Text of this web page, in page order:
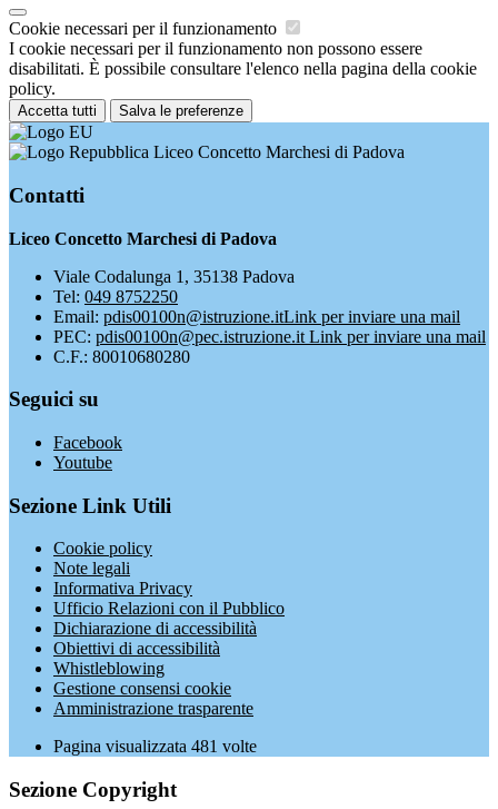
Cookie necessari per il funzionamento
I cookie necessari per il funzionamento non possono essere
disabilitati. È possibile consultare l'elenco nella pagina della cookie
policy.
Accetta tutti Salva le preferenze
Liceo Concetto Marchesi di Padova
Contatti
Liceo Concetto Marchesi di Padova
Viale Codalunga 1, 35138 Padova
Tel: 049 8752250
Email: pdis00100n@istruzione.itLink per inviare una mail
PEC: pdis00100n@pec.istruzione.it Link per inviare una mail
C.F.: 80010680280
Seguici su
Facebook
Youtube
Sezione Link Utili
Cookie policy
Note legali
Informativa Privacy
Ufficio Relazioni con il Pubblico
Dichiarazione di accessibilità
Obiettivi di accessibilità
Whistleblowing
Gestione consensi cookie
Amministrazione trasparente
Pagina visualizzata 481 volte
Sezione Copyright